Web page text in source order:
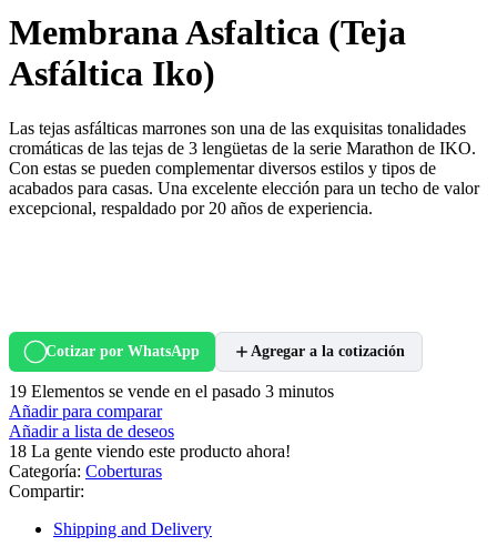
Membrana Asfaltica (Teja
Asfáltica Iko)
Las tejas asfálticas marrones son una de las exquisitas tonalidades
cromáticas de las tejas de 3 lengüetas de la serie Marathon de IKO.
Con estas se pueden complementar diversos estilos y tipos de
acabados para casas. Una excelente elección para un techo de valor
excepcional, respaldado por 20 años de experiencia.
Cotizar por WhatsApp Agregar a la cotización
19 Elementos se vende en el pasado 3 minutos
Añadir para comparar
Añadir a lista de deseos
18 La gente viendo este producto ahora!
Categoría: Coberturas
Compartir:
Shipping and Delivery